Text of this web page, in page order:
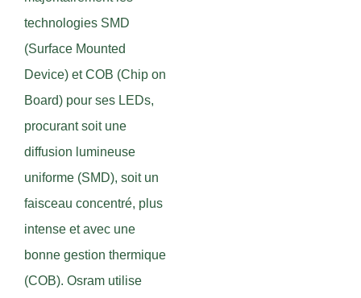
technologies SMD
(Surface Mounted
Device) et COB (Chip on
Board) pour ses LEDs,
procurant soit une
diffusion lumineuse
uniforme (SMD), soit un
faisceau concentré, plus
intense et avec une
bonne gestion thermique
(COB). Osram utilise